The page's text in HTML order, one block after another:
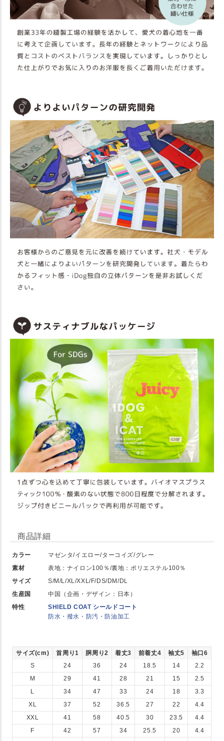
商品詳細
カラー
マゼンタ/イエロー/ターコイズ/グレー
素材
表地：ナイロン100％/裏地：ポリエステル100％
サイズ
S/M/L/XL/XXL/F/DS/DM/DL
生産国
中国（企画・デザイン：日本）
特性
SHIELD COAT シールドコート
防水・撥水・防汚・防油加工
サイズ(cm) 首周り1 胴周り2 着丈3 前着丈4 袖丈5
袖口6
S
24 36 24 18.5 14
2.2
M
29 41 28 21 15
2.5
L
34 47 33 24 18
3.3
XL
37 52 36.5 27 22
4.4
XXL
41 58 40.5 30 23.5
4.4
F
42 57 34 25.5 20
4.4